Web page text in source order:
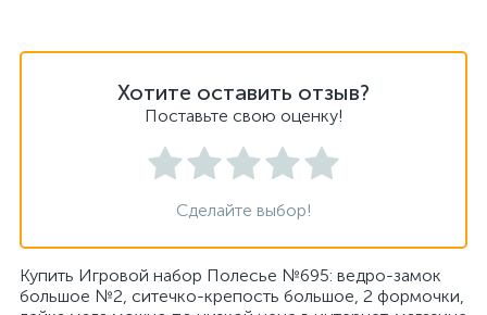
Хотите оставить отзыв?
Поставьте свою оценку!
Сделайте выбор!
Купить Игровой набор Полесье №695: ведро-замок
большое №2, ситечко-крепость большое, 2 формочки,